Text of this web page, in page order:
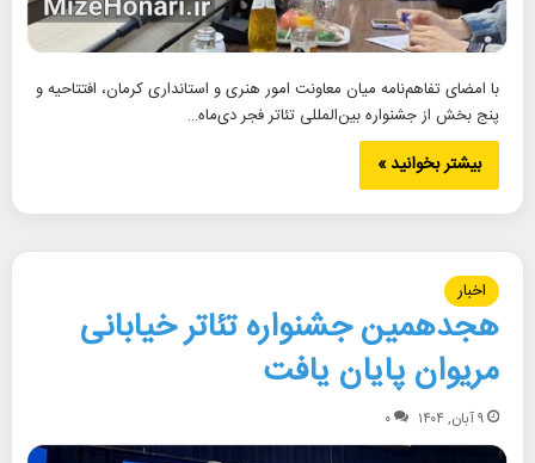
با امضای تفاهم‌نامه میان معاونت امور هنری و استانداری کرمان، افتتاحیه و
پنج بخش از جشنواره بین‌المللی تئاتر فجر دی‌ماه…
بیشتر بخوانید »
اخبار
هجدهمین جشنواره تئاتر خیابانی
مریوان پایان یافت
۹ آبان, ۱۴۰۴ ۰